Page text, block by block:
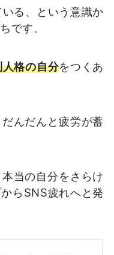
る、という意識か
です。
格の自分をつくあ
んだんと疲労が蓄
当の自分をさらけ
ら SNS疲れへと発